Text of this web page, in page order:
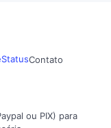
StatusContato
ou PIX) para